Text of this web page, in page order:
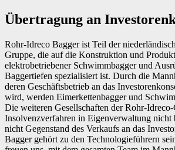
Übertragung an
Rohr-Idreco Bagger ist Teil der
Gruppe, die auf die Konstruktion und
elektrobetriebener Schwimmbagger und
Baggertiefen spezialisiert ist. Durch die
deren Geschäftsbetrieb an das
wird, werden Eimerkettenbagger und
Die weiteren Gesellschaften der Rohr-
Insolvenzverfahren in Eigenverwaltung nicht
nicht Gegenstand des Verkaufs an das
Bagger gehört zu den Technologieführern